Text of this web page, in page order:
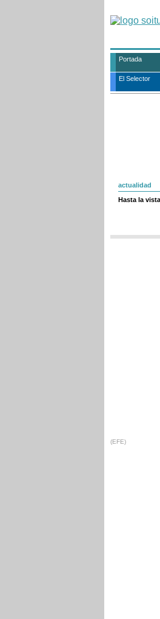
Portada
El Selector
actualidad
Hasta la
(EFE)